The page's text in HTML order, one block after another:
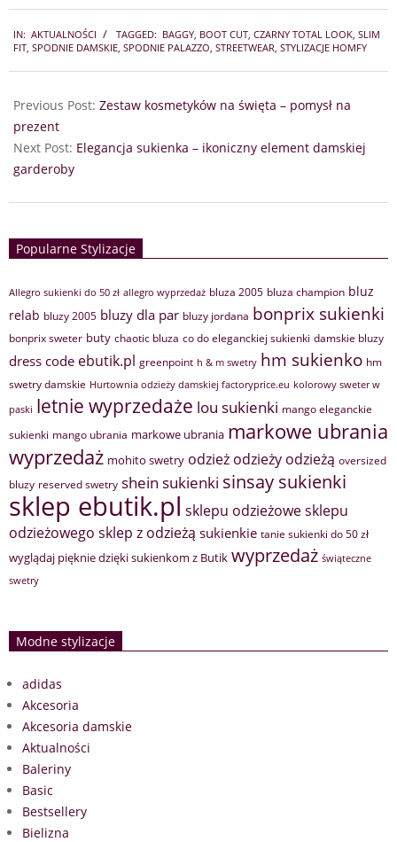
11-
IN: AKTUALNOŚCI TAGGED: BAGGY BOOT CUT CZARNY TOTAL LOOK SLIM
FIT SPODNIE DAMSKIE SPODNIE PALAZZO STREETWEAR STYLIZACJE HOMFY
Previous Post: Zestaw kosmetyków na święta – pomysł na
prezent
Next Post: Elegancja sukienka – ikoniczny element damskiej
garderoby
Popularne Stylizacje
Allegro sukienki do 50 zł allegro wyprzedaż bluza 2005 bluza champion bluz
relab bluzy 2005 bluzy dla par bluzy jordana bonprix sukienki
bonprix sweter buty chaotic bluza co do eleganckiej sukienki damskie bluzy
dress code ebutik.pl greenpoint h & m swetry hm sukienko hm
swetry damskie Hurtownia odzieży damskiej factoryprice.eu kolorowy sweter w
paski letnie wyprzedaże lou sukienki mango eleganckie
sukienki mango ubrania markowe ubrania markowe ubrania
wyprzedaż mohito swetry odzież odzieży odzieżą oversized
bluzy reserved swetry shein sukienki sinsay sukienki
sklep ebutik.pl sklepu odzieżowesklepu
odzieżowego sklep z odzieżą sukienkie tanie sukienki do 50 zł
wyglądaj pięknie dzięki sukienkom z Butik wyprzedaż świąteczne
swetry
Modne stylizacje
adidas
Akcesoria
Akcesoria damskie
Aktualności
Baleriny
Basic
Bestsellery
Bielizna